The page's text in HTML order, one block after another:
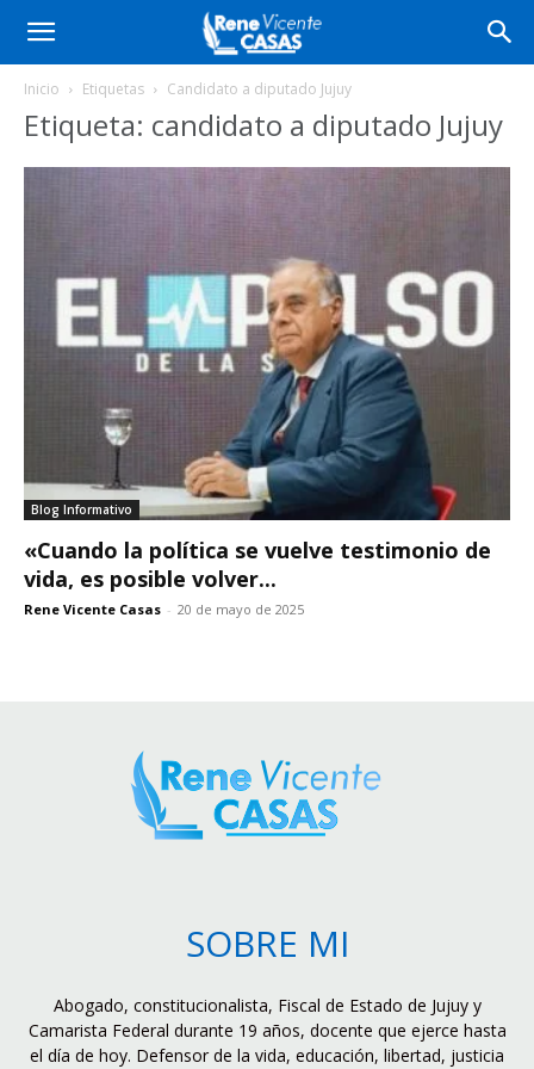
Inicio Etiquetas Candidato a diputado Jujuy
Etiqueta: candidato a diputado Jujuy
Blog Informativo
«Cuando la política se vuelve testimonio de
vida, es posible volver...
Rene Vicente Casas - 20 de mayo de 2025
SOBRE MI
Abogado, constitucionalista, Fiscal de Estado de Jujuy y
Camarista Federal durante 19 años, docente que ejerce hasta
el día de hoy. Defensor de la vida, educación, libertad, justicia